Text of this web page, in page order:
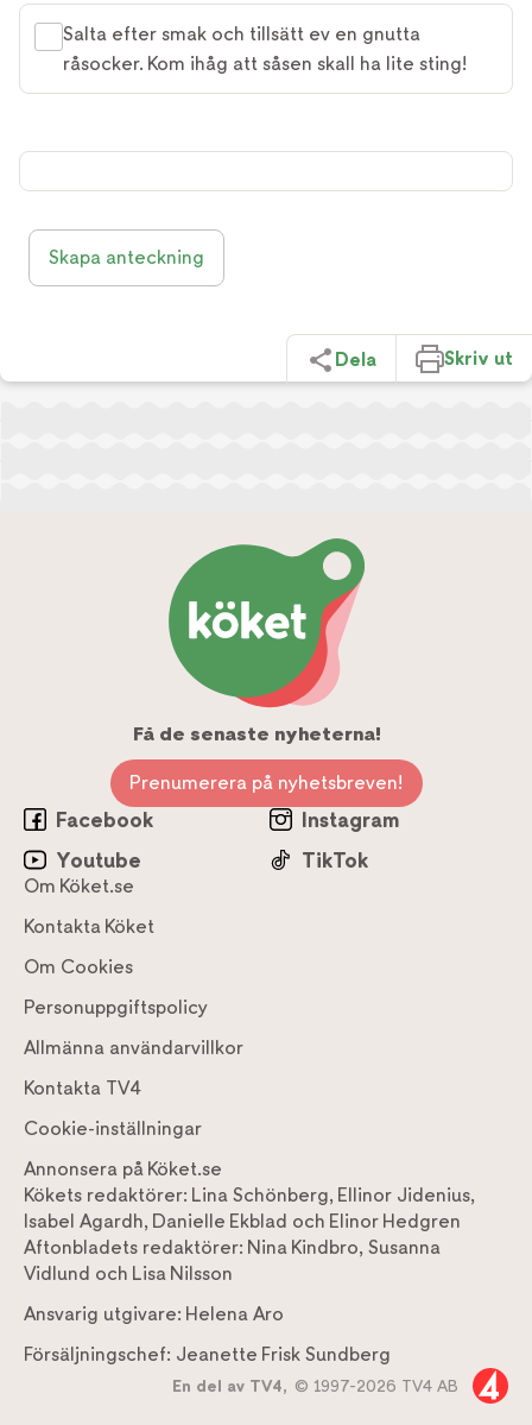
Salta efter smak och tillsätt ev en gnutta
råsocker. Kom ihåg att såsen skall ha lite sting!
Skapa anteckning
Dela Skriv ut
Få de senaste nyheterna!
Prenumerera på nyhetsbreven!
Facebook
Instagram
Youtube
TikTok
Om Köket.se
Kontakta Köket
Om Cookies
Personuppgiftspolicy
Allmänna användarvillkor
Kontakta TV4
Cookie-inställningar
Annonsera på Köket.se
Kökets redaktörer: Lina Schönberg, Ellinor Jidenius,
Isabel Agardh, Danielle Ekblad och Elinor Hedgren
Aftonbladets redaktörer: Nina Kindbro, Susanna
Vidlund och Lisa Nilsson
Ansvarig utgivare: Helena Aro
Försäljningschef: Jeanette Frisk Sundberg
En del av TV4, © 1997-2026 TV4 AB